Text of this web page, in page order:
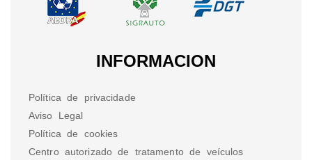
INFORMACION
Política de privacidade
Aviso Legal
Política de cookies
Centro autorizado de tratamento de veículos